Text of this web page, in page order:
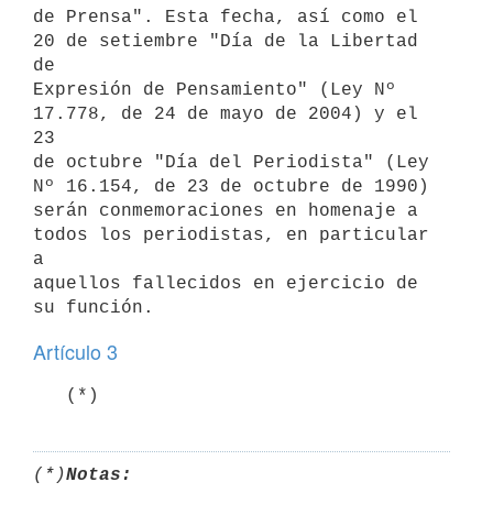
de Prensa". Esta fecha, así como el
20 de setiembre "Día de la Libertad
de
Expresión de Pensamiento" (Ley Nº
17.778, de 24 de mayo de 2004) y el
23
de octubre "Día del Periodista" (Ley
Nº 16.154, de 23 de octubre de 1990)
serán conmemoraciones en homenaje a
todos los periodistas, en particular
a
aquellos fallecidos en ejercicio de
Artículo 3
   (*)
(*)Notas: